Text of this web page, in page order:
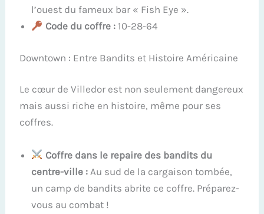
l’ouest du fameux bar « Fish Eye ».
Code du coffre :10-28-64
Downtown : Entre Bandits et Histoire Américaine
Le cœur de Villedor est non seulement dangereux
mais aussi riche en histoire, même pour ses
coffres.
Coffre dans le repaire des bandits du
centre-ville : Au sud de la cargaison tombée,
un camp de bandits abrite ce coffre. Préparez-
vous au combat !